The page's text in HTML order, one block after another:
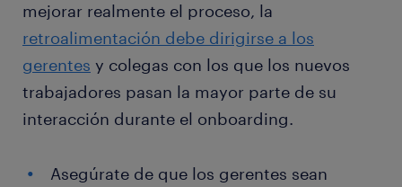
mejorar realmente el proceso, la
retroalimentación debe dirigirse a los
gerentes y colegas con los que los nuevos
trabajadores pasan la mayor parte de su
interacción durante el onboarding.
Asegúrate de que los gerentes sean